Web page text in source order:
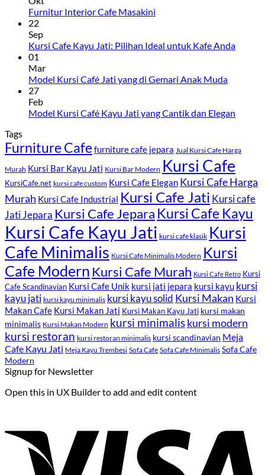
Furnitur Interior Cafe Masakini
22
Sep
Kursi Cafe Kayu Jati: Pilihan Ideal untuk Kafe Anda
01
Mar
Model Kursi Café Jati yang di Gemari Anak Muda
27
Feb
Model Kursi Café Kayu Jati yang Cantik dan Elegan
Tags
Furniture Cafe furniture cafe jepara Jual Kursi Cafe Harga
Murah Kursi Bar Kayu Jati Kursi Bar Modern Kursi Cafe
KursiCafe.net kursi cafe custom Kursi Cafe Elegan Kursi Cafe Harga
Murah Kursi Cafe Industrial Kursi Cafe Jati Kursi cafe
Jati Jepara Kursi Cafe Jepara Kursi Cafe Kayu
Kursi Cafe Kayu Jati kursi cafe klasik Kursi
Cafe Minimalis Kursi Cafe Minimalis Modern Kursi
Cafe Modern Kursi Cafe Murah Kursi Cafe Retro Kursi
Cafe Scandinavian Kursi Cafe Unik kursi jati jepara kursi kayu kursi
kayu jati kursi kayu minimalis kursi kayu solid Kursi Makan Kursi
Makan Cafe Kursi Makan Jati Kursi Makan Kayu Jati kursi makan
minimalis Kursi Makan Modern kursi minimaliskursi modern
kursi restoran kursi restoran minimalis kursi scandinavian Meja
Cafe Kayu Jati Meja Kayu Trembesi Sofa Cafe Sofa Cafe Minimalis Sofa Cafe
Modern
Signup for Newsletter
Open this in UX Builder to add and edit content